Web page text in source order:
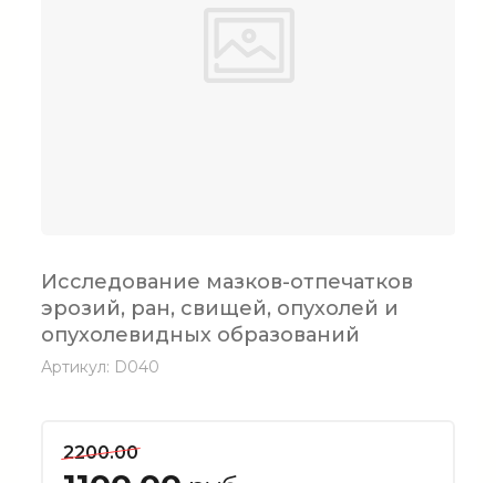
Исследование мазков-отпечатков
эрозий, ран, свищей, опухолей и
опухолевидных образований
Артикул: D040
2200.00